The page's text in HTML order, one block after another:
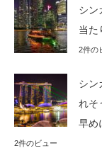
シン
当た
2件の
シン
れそ
早め
2件のビュー